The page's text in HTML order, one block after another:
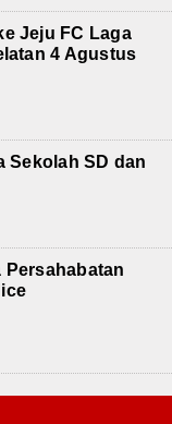
Jeju FC Laga
4 Agustus
Sekolah SD dan